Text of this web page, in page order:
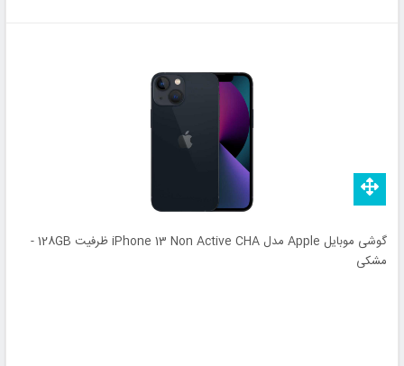
گوشی موبایل Apple مدل iPhone 13 Non Active CHA ظرفیت 128GB -
مشکی